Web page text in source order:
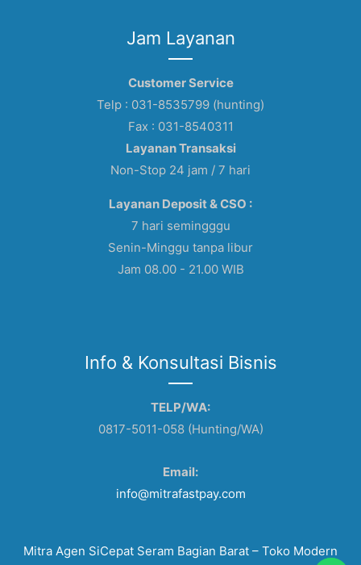
Jam Layanan
Customer Service
Telp : 031-8535799 (hunting)
Fax : 031-8540311
Layanan Transaksi
Non-Stop 24 jam / 7 hari
Layanan Deposit & CSO :
7 hari semingggu
Senin-Minggu tanpa libur
Jam 08.00 - 21.00 WIB
Info & Konsultasi Bisnis
TELP/WA:
0817-5011-058 (Hunting/WA)
Email:
info@mitrafastpay.com
Mitra Agen SiCepat Seram Bagian Barat – Toko Modern